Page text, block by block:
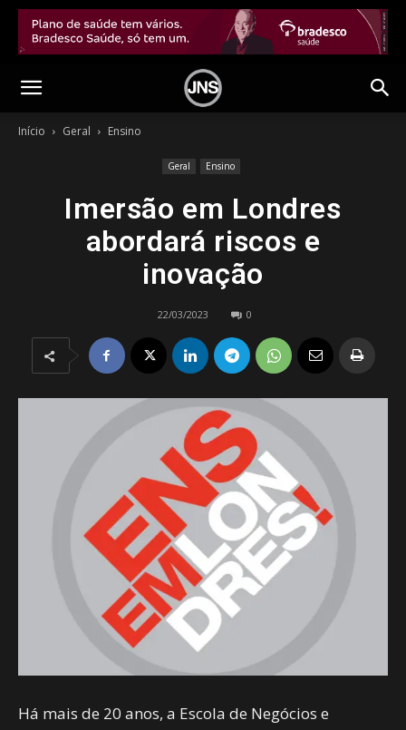
Início Geral Ensino
Geral Ensino
Imersão em Londres
abordará riscos e
inovação
22/03/2023 0
Há mais de 20 anos, a Escola de Negócios e